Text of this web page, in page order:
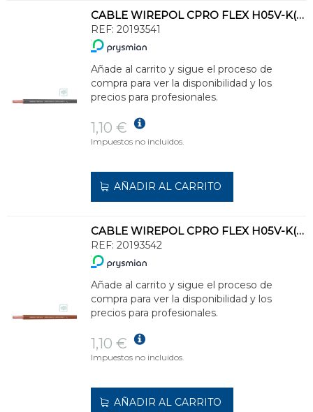
CABLE WIREPOL CPRO FLEX H05V-K(500V)-H07V-K(750V)1x2,5 GR(SE SUMINISTRA CJ.200m)
REF: 20193541
Añade al carrito y sigue el proceso de
compra para ver la disponibilidad y los
precios para profesionales.
1,10 €
Impuestos no incluidos.
AÑADIR AL CARRITO
CABLE WIREPOL CPRO FLEX H05V-K(500V)-H07V-K(750V)1x2,5 MR(SE SUMINISTRA CJ.200m)
REF: 20193542
Añade al carrito y sigue el proceso de
compra para ver la disponibilidad y los
precios para profesionales.
1,10 €
Impuestos no incluidos.
AÑADIR AL CARRITO